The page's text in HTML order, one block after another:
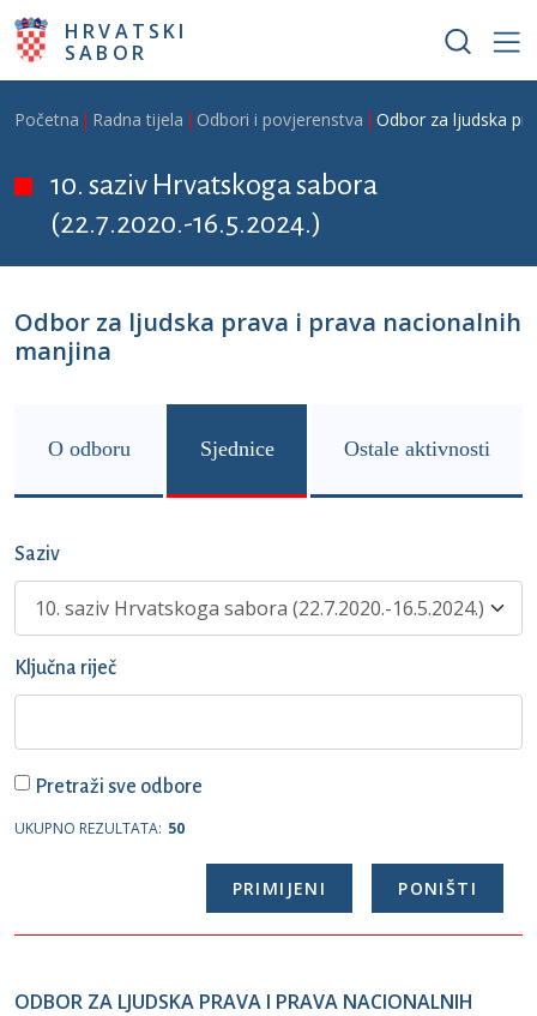
Skoči na glavni sadržaj
HRVATSKI
SABOR
Breadcrumb
Početna Radna tijela Odbori i povjerenstva Odbor za ljudska
10. saziv Hrvatskoga sabora
(22.7.2020.-16.5.2024.)
Odbor za ljudska prava i prava nacionalnih
manjina
O odboru Sjednice Ostale aktivnosti
Saziv
Ključna riječ
Pretraži sve odbore
UKUPNO REZULTATA: 50
ODBOR ZA LJUDSKA PRAVA I PRAVA NACIONALNIH